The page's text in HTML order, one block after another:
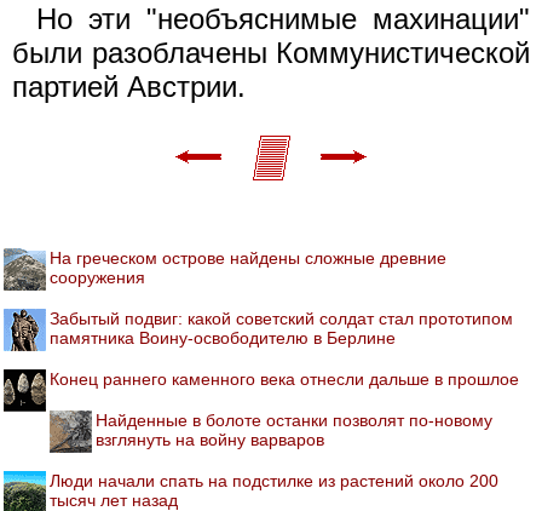
Но эти "необъяснимые махинации"
были разоблачены Коммунистической
партией Австрии.
На греческом острове найдены сложные древние
сооружения
Забытый подвиг: какой советский солдат стал прототипом
памятника Воину-освободителю в Берлине
Конец раннего каменного века отнесли дальше в прошлое
Найденные в болоте останки позволят по-новому
взглянуть на войну варваров
Люди начали спать на подстилке из растений около 200
тысяч лет назад